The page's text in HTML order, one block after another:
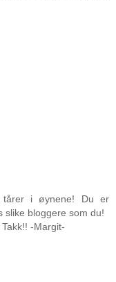
i øynene! Du er
slike bloggere som du!
-Margit-